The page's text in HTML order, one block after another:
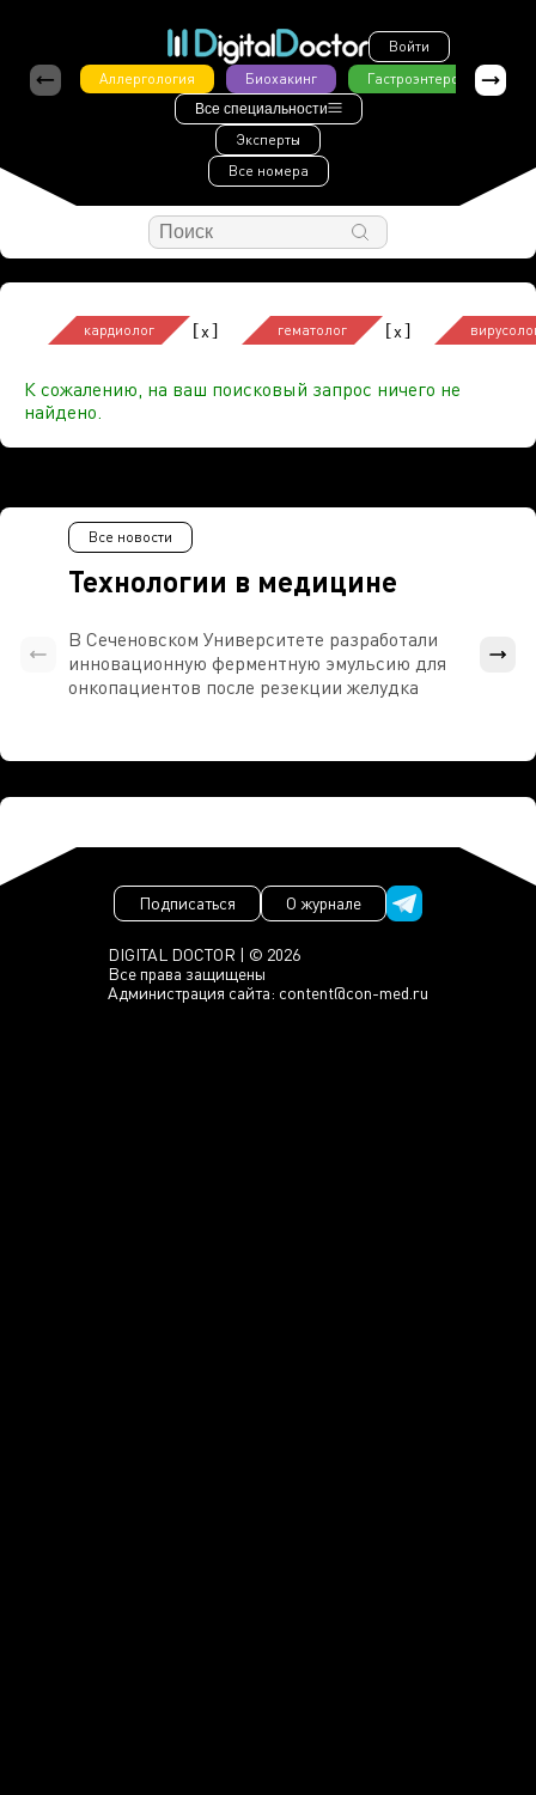
Войти
Аллергология
Биохакинг Гастроэнтерология
Все специальности
Эксперты
Все номера
кардиолог [x] гематолог [x]
К сожалению, на ваш поисковый запрос ничего не
найдено.
Технологии в медицине
Все новости
В Сеченовском Университете разработали
инновационную ферментную эмульсию для
онкопациентов после резекции желудка
DIGITAL DOCTOR | © 2026
Все права защищены
Администрация сайта: content@con-med.ru
Подписаться О журнале